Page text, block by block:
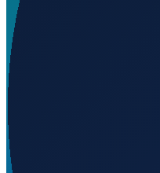
▼
Wird geladen...